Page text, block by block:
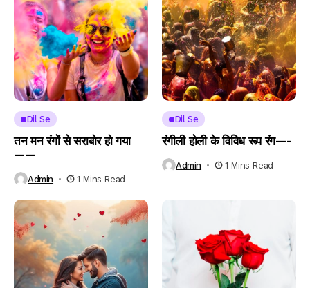
Dil Se
तन मन रंगों से सराबोर हो गया
——
Admin 1 Mins Read
Dil Se
रंगीली होली के विविध रूप रंग—-
Admin 1 Mins Read